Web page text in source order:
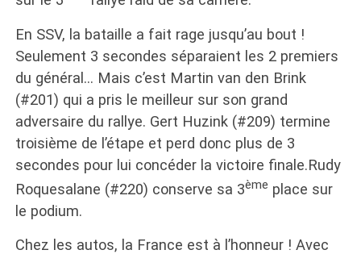
En SSV, la bataille a fait rage jusqu’au bout !
Seulement 3 secondes séparaient les 2 premiers
du général… Mais c’est Martin van den Brink
(#201) qui a pris le meilleur sur son grand
adversaire du rallye. Gert Huzink (#209) termine
troisième de l’étape et perd donc plus de 3
secondes pour lui concéder la victoire finale.Rudy
Roquesalane (#220) conserve sa 3ème place sur
le podium.
Chez les autos, la France est à l’honneur ! Avec